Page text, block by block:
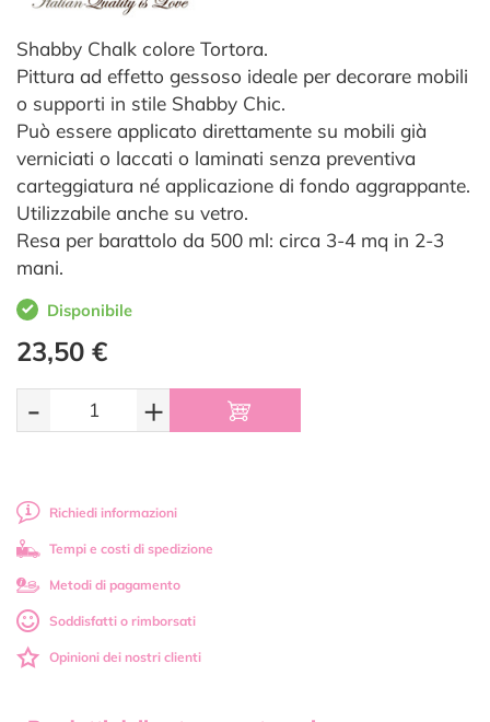
Shabby Chalk colore Tortora.
Pittura ad effetto gessoso ideale per decorare mobili
o supporti in stile Shabby Chic.
Può essere applicato direttamente su mobili già
verniciati o laccati o laminati senza preventiva
carteggiatura né applicazione di fondo aggrappante.
Utilizzabile anche su vetro.
Resa per barattolo da 500 ml: circa 3-4 mq in 2-3
mani.
Disponibile
23,50 €
- +
Richiedi informazioni
Tempi e costi di spedizione
Metodi di pagamento
Soddisfatti o rimborsati
Opinioni dei nostri clienti